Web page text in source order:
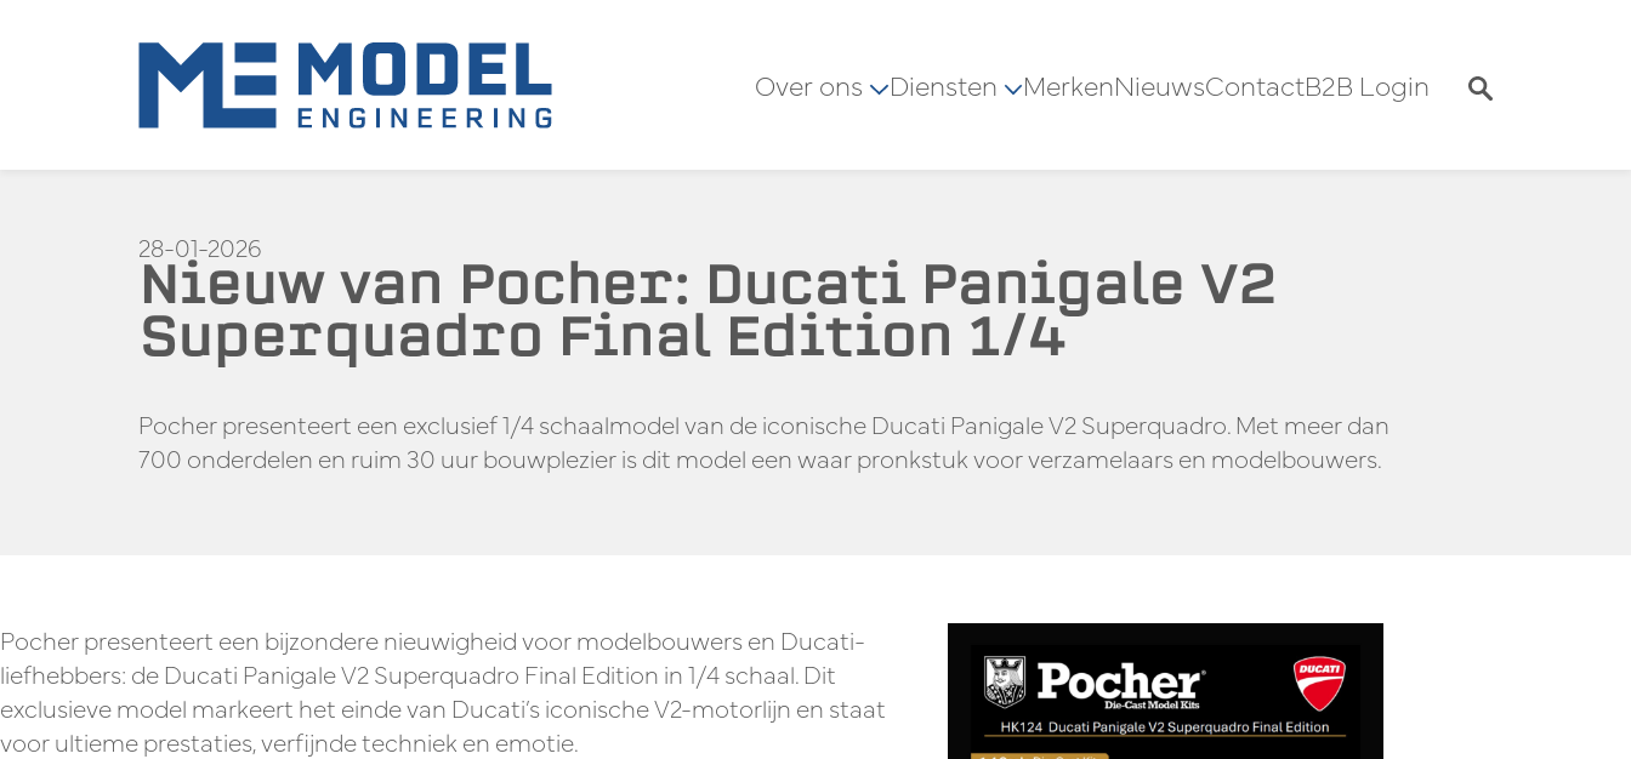
Over ons Diensten MerkenNieuwsContactB2B Login
28-01-2026
Nieuw van Pocher: Ducati Panigale V2
Superquadro Final Edition 1/4
Pocher presenteert een exclusief 1/4 schaalmodel van de iconische Ducati Panigale V2 Superquadro. Met meer dan
700 onderdelen en ruim 30 uur bouwplezier is dit model een waar pronkstuk voor verzamelaars en modelbouwers.
Pocher presenteert een bijzondere nieuwigheid voor modelbouwers en Ducati-
liefhebbers: de Ducati Panigale V2 Superquadro Final Edition in1/4 schaal. Dit
exclusieve model markeert het einde van Ducati’s iconische V2-motorlijn en staat
voor ultieme prestaties, verfijnde techniek en emotie.